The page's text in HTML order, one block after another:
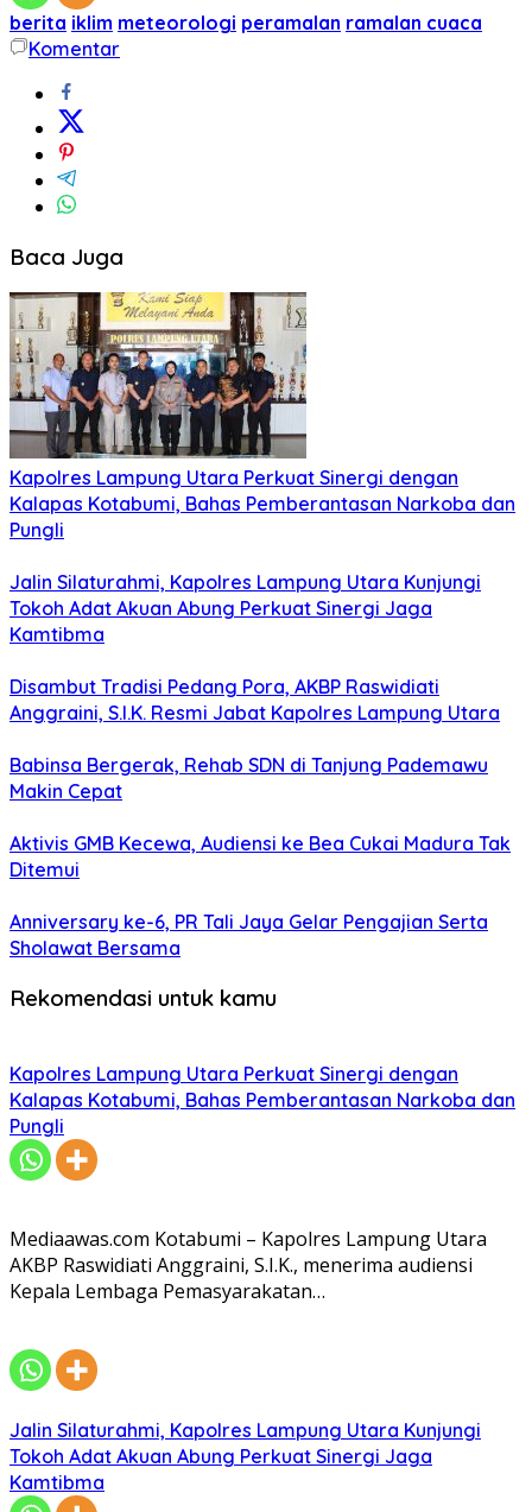
berita iklim meteorologi peramalan ramalan cuaca
Komentar
Baca Juga
Kapolres Lampung Utara Perkuat Sinergi dengan
Kalapas Kotabumi, Bahas Pemberantasan Narkoba dan
Pungli
Jalin Silaturahmi, Kapolres Lampung Utara Kunjungi
Tokoh Adat Akuan Abung Perkuat Sinergi Jaga
Kamtibma
Disambut Tradisi Pedang Pora, AKBP Raswidiati
Anggraini, S.I.K. Resmi Jabat Kapolres Lampung Utara
Babinsa Bergerak, Rehab SDN di Tanjung Pademawu
Makin Cepat
Aktivis GMB Kecewa, Audiensi ke Bea Cukai Madura Tak
Ditemui
Anniversary ke-6, PR Tali Jaya Gelar Pengajian Serta
Sholawat Bersama
Rekomendasi untuk kamu
Kapolres Lampung Utara Perkuat Sinergi dengan
Kalapas Kotabumi, Bahas Pemberantasan Narkoba dan
Pungli
Mediaawas.com Kotabumi – Kapolres Lampung Utara
AKBP Raswidiati Anggraini, S.I.K., menerima audiensi
Kepala Lembaga Pemasyarakatan…
Jalin Silaturahmi, Kapolres Lampung Utara Kunjungi
Tokoh Adat Akuan Abung Perkuat Sinergi Jaga
Kamtibma